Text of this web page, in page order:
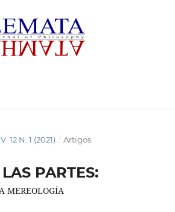
V. 12 N. 1 (2021) / Artigos
PARTES:
MEREOLOGÍA